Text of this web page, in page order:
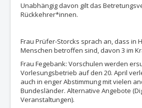
Unabhängig davon gilt das
Rückkehrer*innen.
Frau Prüfer-Storcks sprach an, dass in
Menschen betroffen sind, davon 3 im
Frau Fegebank: Vorschulen werden
Vorlesungsbetrieb auf den 20. April
auch in enger Abstimmung mit vielen
Bundesländer. Alternative Angebote
Veranstaltungen).